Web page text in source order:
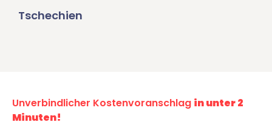
Tschechien
Unverbindlicher Kostenvoranschlag in unter 2
Minuten!